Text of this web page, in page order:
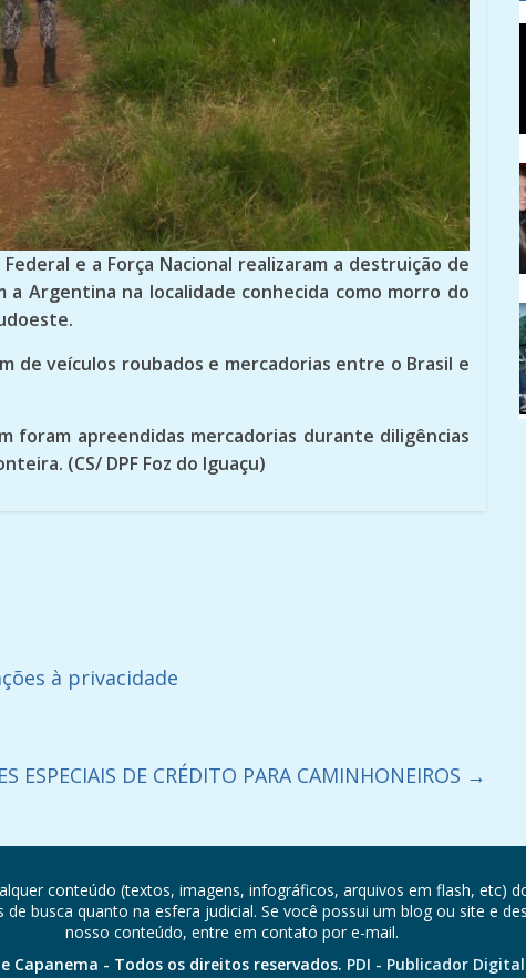
e a Força Nacional realizaram a destruição de
Argentina na localidade conhecida como morro do
de veículos roubados e mercadorias entre o Brasil e
foram apreendidas mercadorias durante diligências
(CS/ DPF Foz do Iguaçu)
à privacidade
ESPECIAIS DE CRÉDITO PARA CAMINHONEIROS →
conteúdo (textos, imagens, infográficos, arquivos em flash, etc)
busca quanto na esfera judicial. Se você possui um blog ou site e
nosso conteúdo, entre em contato por e-mail.
Capanema - Todos os direitos reservados. PDI - Publicador